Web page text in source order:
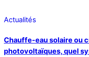
Actualités
Chauffe-eau solaire ou
photovoltaïques, quel